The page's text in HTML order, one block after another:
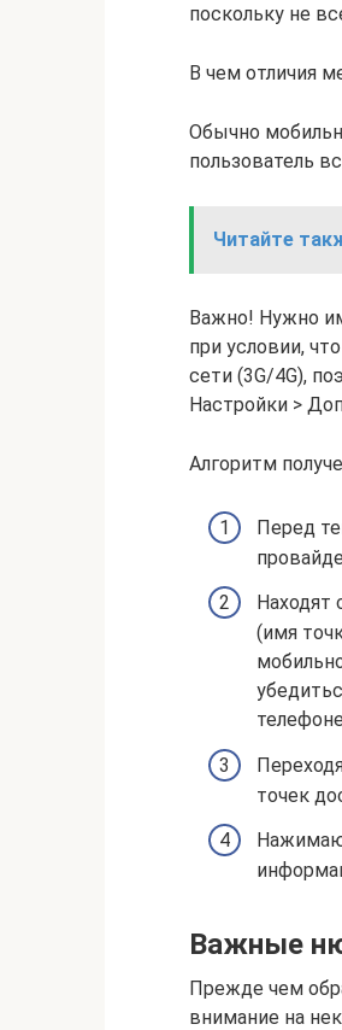
поскольку не
В чем отличия
Обычно
пользователь
Читайте
Важно! Нужно
при условии,
сети (3G/4G),
Настройки >
Алгоритм
Перед
Находят
(имя
точек
Важные
Прежде чем
внимание на